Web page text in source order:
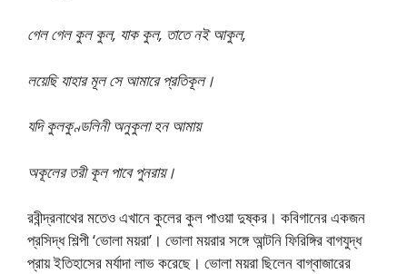
গেল গেল কুল কুল, যাক কুল, তাতে নই আকুল,
লয়েছি যাহার মূল সে আমারে প্রতিকূল।
যদি কুলকুণ্ডলিনী অনুকুলা হন আমায়
অকূলের তরী কূল পাবে পুনরায়।
রবীন্দ্রনাথের মতেও এখানে কুলের কুল পাওয়া দুষ্কর। কবিগানের একজন
প্রসিদ্ধ শিল্পী ‘ভােলা ময়রা’। ভােলা ময়রার সঙ্গে আন্টনি ফিরিঙ্গির বাগযুদ্ধ
প্রায় ইতিহাসের মর্যাদা লাভ করেছে। ভােলা ময়রা ছিলেন বাগ্বাজারের